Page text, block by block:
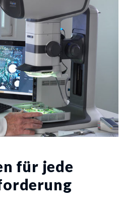
für jede